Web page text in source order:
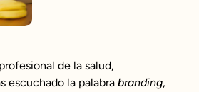
de la salud,
escuchado la palabra branding,